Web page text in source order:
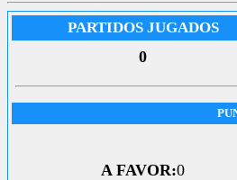
PARTIDOS JUGADOS
0
A FAVOR:0